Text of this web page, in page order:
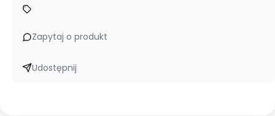
Zapytaj o produkt
Udostępnij